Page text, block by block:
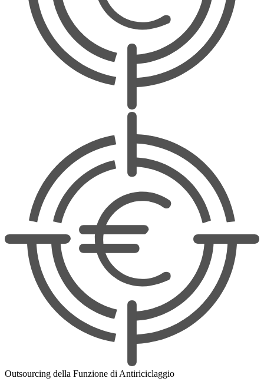
Outsourcing della Funzione di Antiriciclaggio